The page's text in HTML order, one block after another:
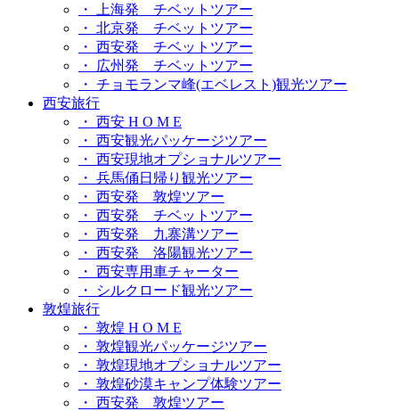
・ 上海発 チベットツアー
・ 北京発 チベットツアー
・ 西安発 チベットツアー
・ 広州発 チベットツアー
・ チョモランマ峰(エベレスト)観光ツアー
西安旅行
・ 西安 H O M E
・ 西安観光パッケージツアー
・ 西安現地オプショナルツアー
・ 兵馬俑日帰り観光ツアー
・ 西安発 敦煌ツアー
・ 西安発 チベットツアー
・ 西安発 九寨溝ツアー
・ 西安発 洛陽観光ツアー
・ 西安専用車チャーター
・ シルクロード観光ツアー
敦煌旅行
・ 敦煌 H O M E
・ 敦煌観光パッケージツアー
・ 敦煌現地オプショナルツアー
・ 敦煌砂漠キャンプ体験ツアー
・ 西安発 敦煌ツアー